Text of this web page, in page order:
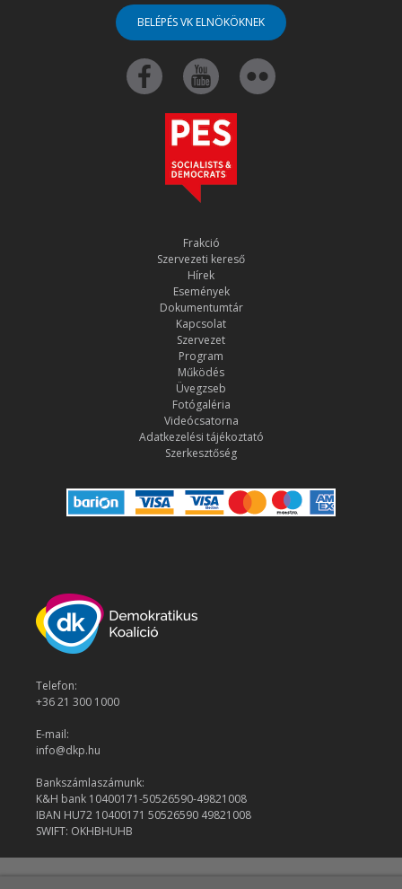
BELÉPÉS VK ELNÖKÖKNEK
Frakció
Szervezeti kereső
Hírek
Események
Dokumentumtár
Kapcsolat
Szervezet
Program
Működés
Üvegzseb
Fotógaléria
Videócsatorna
Adatkezelési tájékoztató
Szerkesztőség
Telefon:
+36 21 300 1000
E-mail:
info@dkp.hu
Bankszámlaszámunk:
K&H bank 10400171-50526590-49821008
IBAN HU72 10400171 50526590 49821008
SWIFT: OKHBHUHB